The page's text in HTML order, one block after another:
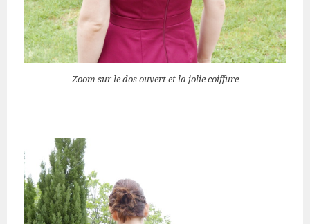
Zoom sur le dos ouvert et la jolie coiffure